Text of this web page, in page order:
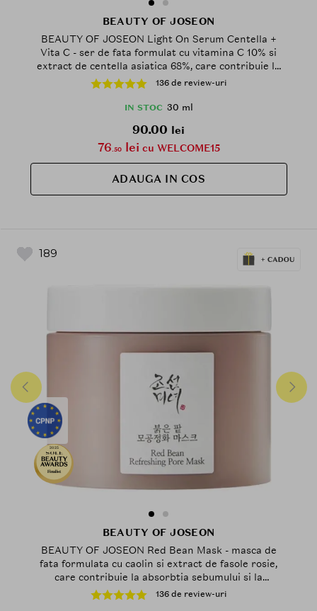
BEAUTY OF JOSEON
BEAUTY OF JOSEON Light On Serum Centella +
Vita C - ser de fata formulat cu vitamina C 10% si
extract de centella asiatica 68%, care contribuie la
iluminarea pielii si la mentinerea confortului cutanat
- 30 ml
136 de review-uri
IN STOC 30 ml
90.00 lei
76.50lei cu WELCOME15
ADAUGA IN COS
189
2025
Finalist
BEAUTY OF JOSEON
BEAUTY OF JOSEON Red Bean Mask - masca de
fata formulata cu caolin si extract de fasole rosie,
care contribuie la absorbtia sebumului si la
eliminarea reziduurilor fara a usca sau a tensiona
pielea - 140 ml
136 de review-uri